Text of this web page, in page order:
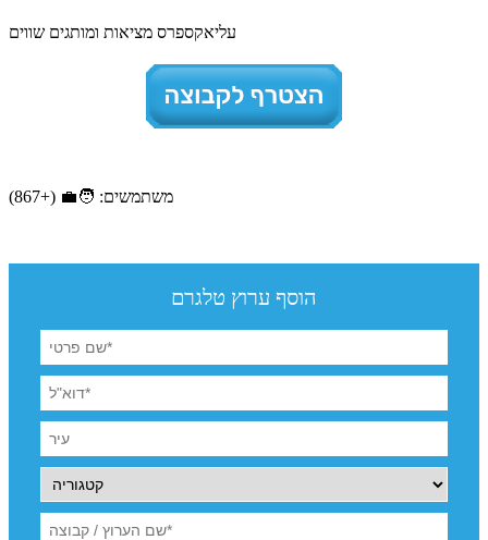
עליאקספרס מציאות ומותגים שווים
משתמשים: 🧑‍💼 (+867)
הוסף ערוץ טלגרם